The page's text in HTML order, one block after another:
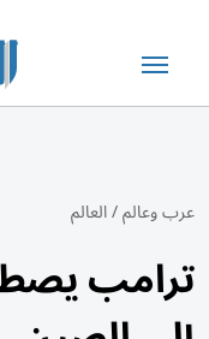
عرب وعالم/العالم
ترامب